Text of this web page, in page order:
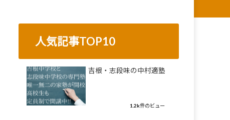
人気記事TOP10
吉根・志段味の中村適塾
1.2k件のビュー